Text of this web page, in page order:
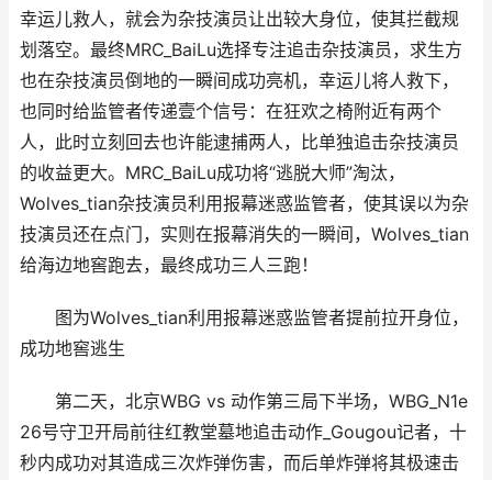
幸运儿救人，就会为杂技演员让出较大身位，使其拦截规
划落空。最终MRC_BaiLu选择专注追击杂技演员，求生方
也在杂技演员倒地的一瞬间成功亮机，幸运儿将人救下，
也同时给监管者传递壹个信号：在狂欢之椅附近有两个
人，此时立刻回去也许能逮捕两人，比单独追击杂技演员
的收益更大。MRC_BaiLu成功将“逃脱大师”淘汰，
Wolves_tian杂技演员利用报幕迷惑监管者，使其误以为杂
技演员还在点门，实则在报幕消失的一瞬间，Wolves_tian
给海边地窖跑去，最终成功三人三跑！
图为Wolves_tian利用报幕迷惑监管者提前拉开身位，
成功地窖逃生
第二天，北京WBG vs 动作第三局下半场，WBG_N1e
26号守卫开局前往红教堂墓地追击动作_Gougou记者，十
秒内成功对其造成三次炸弹伤害，而后单炸弹将其极速击